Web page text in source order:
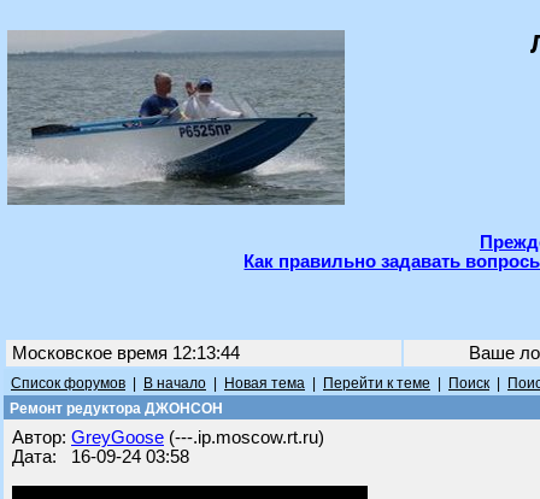
Как правильно задавать
Московское время 12:13:44 Ваше
Список форумов В начало Новая тема Перейти к теме Поиск
Ремонт редуктора ДЖОНСОН
Автор: GreyGoose (---.ip.moscow.rt.ru)
Дата: 16-09-24 03:58